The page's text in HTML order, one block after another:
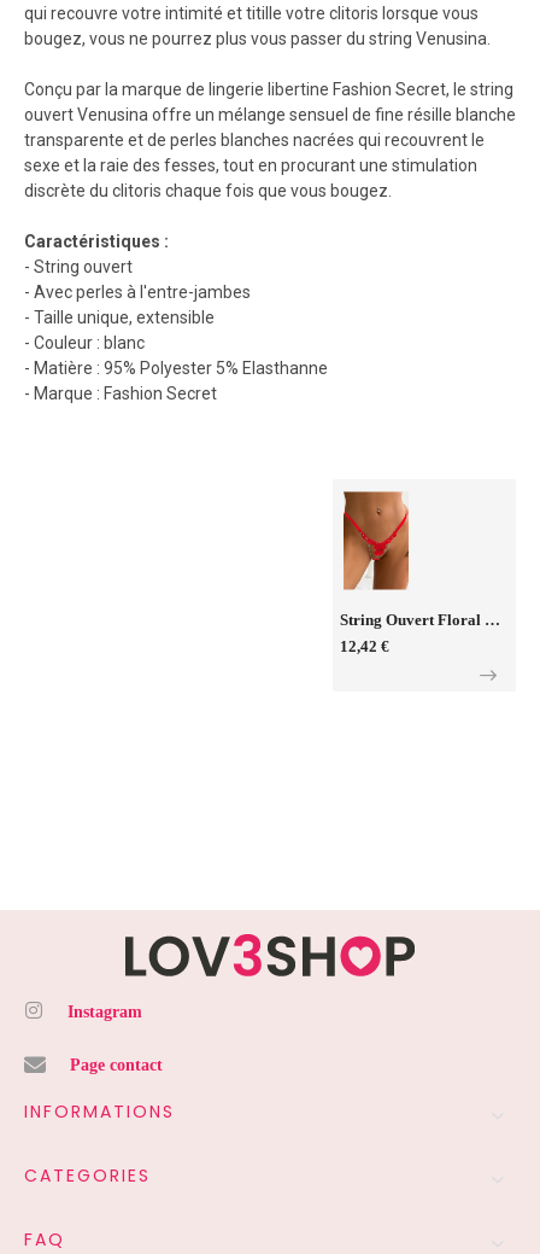
qui recouvre votre intimité et titille votre clitoris lorsque vous
bougez, vous ne pourrez plus vous passer du string Venusina.
Conçu par la marque de lingerie libertine Fashion Secret, le string
ouvert Venusina offre un mélange sensuel de fine résille blanche
transparente et de perles blanches nacrées qui recouvrent le
sexe et la raie des fesses, tout en procurant une stimulation
discrète du clitoris chaque fois que vous bougez.
Caractéristiques :
- String ouvert
- Avec perles à l'entre-jambes
- Taille unique, extensible
- Couleur : blanc
- Matière : 95% Polyester 5% Elasthanne
- Marque : Fashion Secret
String Ouvert Floral Rouge - Litolu Lingerie
12,42 €
Instagram
Page contact
INFORMATIONS
CATEGORIES
FAQ